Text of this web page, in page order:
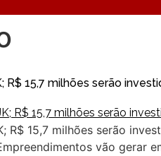
15,7 milhões serão
R$ 15,7 milhões serão
vão gerar